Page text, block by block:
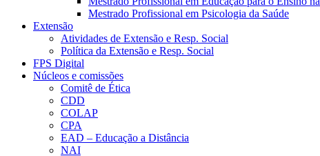
Mestrado Profissional em Psicologia da Saúde
Extensão
Atividades de Extensão e Resp. Social
Política da Extensão e Resp. Social
FPS Digital
Núcleos e comissões
Comitê de Ética
CDD
COLAP
CPA
EAD – Educação a Distância
NAI